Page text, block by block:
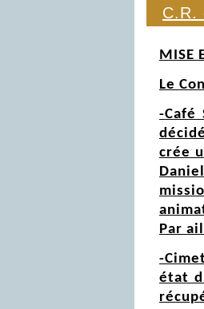
C.R.
MISE
Le
-
crée
Par
-
état